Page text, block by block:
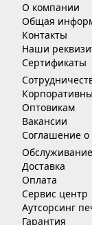
О компании
Общая
Контакты
Наши
Сертификаты
Оптовикам
Вакансии
Соглашение о
Обслуживание
Доставка
Оплата
Сервис центр
Аутсорсинг
Гарантия